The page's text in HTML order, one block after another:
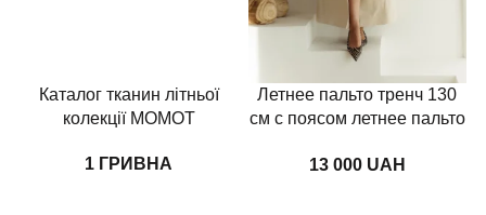
Каталог тканин літньої
колекції MOMOT
ГРИВНА
Летнее пальто тренч 130
см с поясом летнее пальто
UAH